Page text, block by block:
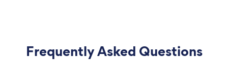
Frequently Asked Questions